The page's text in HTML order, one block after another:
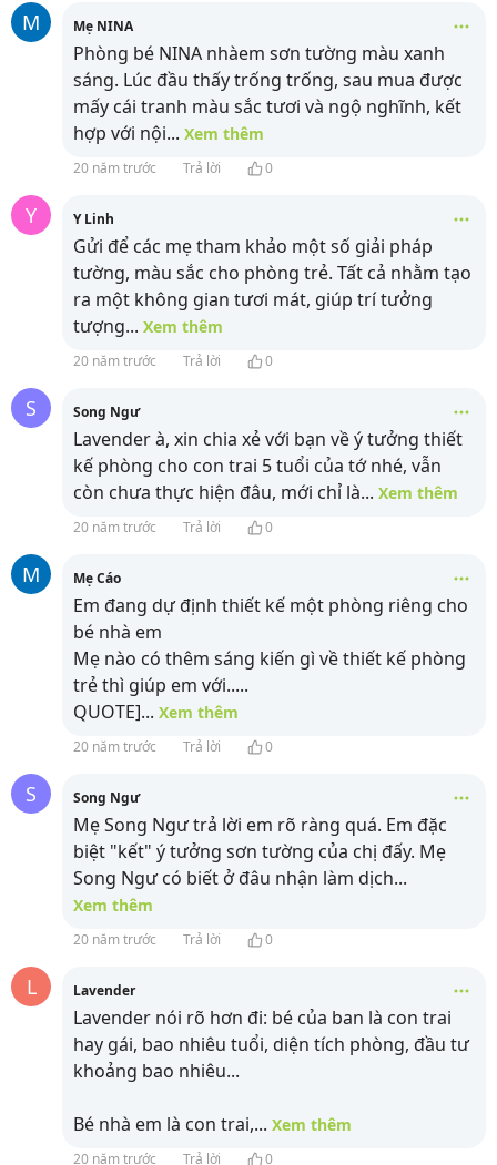
M Mẹ NINA
Phòng bé NINA nhàem sơn tường màu xanh
sáng. Lúc đầu thấy trống trống, sau mua được
mấy cái tranh màu sắc tươi và ngộ nghĩnh, kết
hợp với nội... Xem thêm
20 năm trước Trả lời 0
Y Y Linh
Gửi để các mẹ tham khảo một số giải pháp
tường, màu sắc cho phòng trẻ. Tất cả nhằm tạo
ra một không gian tươi mát, giúp trí tưởng
tượng... Xem thêm
20 năm trước Trả lời 0
S Song Ngư
Lavender à, xin chia xẻ với bạn về ý tưởng thiết
kế phòng cho con trai 5 tuổi của tớ nhé, vẫn
còn chưa thực hiện đâu, mới chỉ là... Xem thêm
20 năm trước Trả lời 0
M Mẹ Cáo
Em đang dự định thiết kế một phòng riêng cho
bé nhà em
Mẹ nào có thêm sáng kiến gì về thiết kế phòng
trẻ thì giúp em với.....
QUOTE]... Xem thêm
20 năm trước Trả lời 0
S Song Ngư
Mẹ Song Ngư trả lời em rõ ràng quá. Em đặc
biệt "kết" ý tưởng sơn tường của chị đấy. Mẹ
Song Ngư có biết ở đâu nhận làm dịch...
Xem thêm
20 năm trước Trả lời 0
L Lavender
Lavender nói rõ hơn đi: bé của ban là con trai
hay gái, bao nhiêu tuổi, diện tích phòng, đầu tư
khoảng bao nhiêu...
Bé nhà em là con trai,... Xem thêm
20 năm trước Trả lời 0